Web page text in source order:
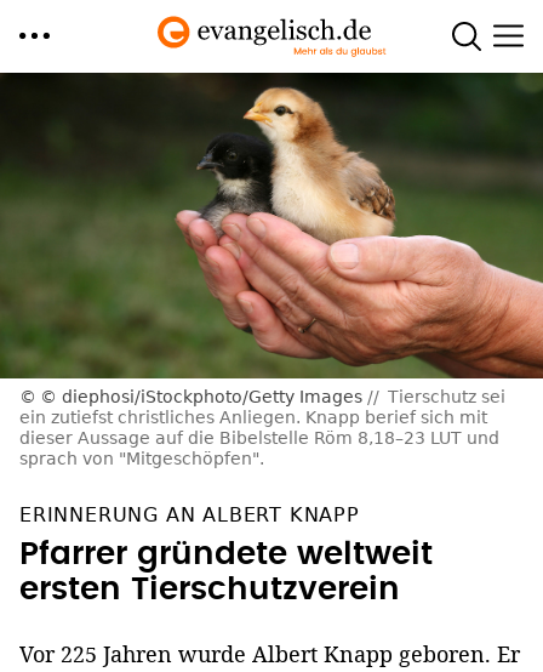
© diephosi/iStockphoto/Getty Images
Tierschutz sei
ein zutiefst christliches Anliegen. Knapp berief sich mit
dieser Aussage auf die Bibelstelle Röm 8,18–23 LUT und
sprach von "Mitgeschöpfen".
ERINNERUNG AN ALBERT KNAPP
Pfarrer gründete weltweit
ersten Tierschutzverein
Vor 225 Jahren wurde Albert Knapp geboren. Er